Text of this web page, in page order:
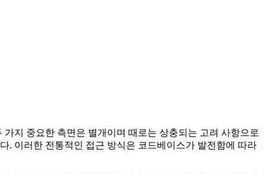
지 중요한 측면은 별개이며 때로는 상충되는 고려 사항으로
. 이러한 전통적인 접근 방식은 코드베이스가 발전함에 따라